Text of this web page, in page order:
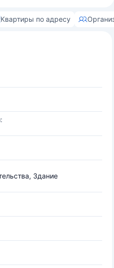
Квартиры по адресу
Здание